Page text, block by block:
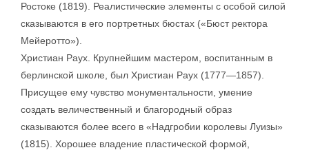
Ростоке (1819). Реалистические элементы с особой силой
сказываются в его портретных бюстах («Бюст ректора
Мейеротто»).
Христиан Раух. Крупнейшим мастером, воспитанным в
берлинской школе, был Христиан Раух (1777—1857).
Присущее ему чувство монументальности, умение
создать величественный и благородный образ
сказываются более всего в «Надгробии королевы Луизы»
(1815). Хорошее владение пластической формой,